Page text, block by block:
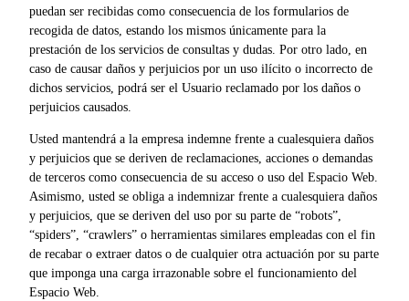
puedan ser recibidas como consecuencia de los formularios de
recogida de datos, estando los mismos únicamente para la
prestación de los servicios de consultas y dudas. Por otro lado, en
caso de causar daños y perjuicios por un uso ilícito o incorrecto de
dichos servicios, podrá ser el Usuario reclamado por los daños o
perjuicios causados.
Usted mantendrá a la empresa indemne frente a cualesquiera daños
y perjuicios que se deriven de reclamaciones, acciones o demandas
de terceros como consecuencia de su acceso o uso del Espacio Web.
Asimismo, usted se obliga a indemnizar frente a cualesquiera daños
y perjuicios, que se deriven del uso por su parte de “robots”,
“spiders”, “crawlers” o herramientas similares empleadas con el fin
de recabar o extraer datos o de cualquier otra actuación por su parte
que imponga una carga irrazonable sobre el funcionamiento del
Espacio Web.